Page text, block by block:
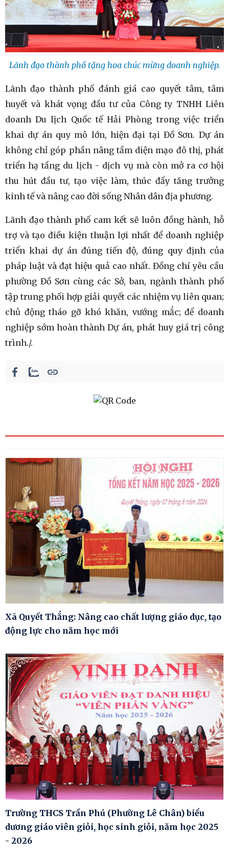
Lãnh đạo thành phố tặng hoa chúc mừng doanh nghiệp.
Lãnh đạo thành phố đánh giá cao quyết tâm, tâm
huyết và khát vọng đầu tư của Công ty TNHH Liên
doanh Du lịch Quốc tế Hải Phòng trong việc triển
khai dự án quy mô lớn, hiện đại tại Đồ Sơn. Dự án
không chỉ góp phần nâng tầm diện mạo đô thị, phát
triển hạ tầng du lịch - dịch vụ mà còn mở ra cơ hội
thu hút đầu tư, tạo việc làm, thúc đẩy tăng trưởng
kinh tế và nâng cao đời sống Nhân dân địa phương.
Lãnh đạo thành phố cam kết sẽ luôn đồng hành, hỗ
trợ và tạo điều kiện thuận lợi nhất để doanh nghiệp
triển khai dự án đúng tiến độ, đúng quy định của
pháp luật và đạt hiệu quả cao nhất. Đồng chí yêu cầu
phường Đồ Sơn cùng các Sở, ban, ngành thành phố
tập trung phối hợp giải quyết các nhiệm vụ liên quan;
chủ động tháo gỡ khó khăn, vướng mắc; để doanh
nghiệp sớm hoàn thành Dự án, phát huy giá trị công
trình./.
Xã Quyết Thắng: Nâng cao chất lượng giáo dục, tạo
động lực cho năm học mới
Trường THCS Trần Phú (Phường Lê Chân) biểu
dương giáo viên giỏi, học sinh giỏi, năm học 2025
- 2026